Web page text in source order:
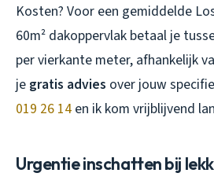
Kosten? Voor een gemiddelde
60m² dakoppervlak betaal je
per vierkante meter, afhankelijk
je gratis advies over jouw
019 26 14 en ik kom vrijblijvend
Urgentie inschatten bij